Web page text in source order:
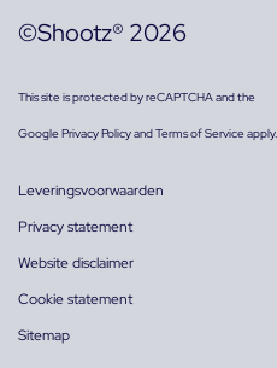
©Shootz® 2026
This site is protected by reCAPTCHA and the
GooglePrivacy PolicyandTerms of Serviceapply.
Leveringsvoorwaarden
Privacy statement
Website disclaimer
Cookie statement
Sitemap